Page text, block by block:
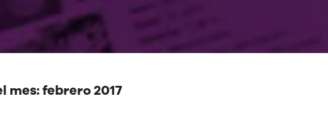
mes: febrero 2017